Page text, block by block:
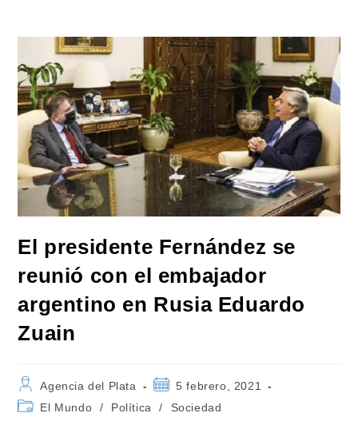
El presidente Fernández se
reunió con el embajador
argentino en Rusia Eduardo
Zuain
Autor
de
la
Agencia del Plata
Publicación
la
5 febrero, 2021
Categoría
El Mundo / Política / Sociedad